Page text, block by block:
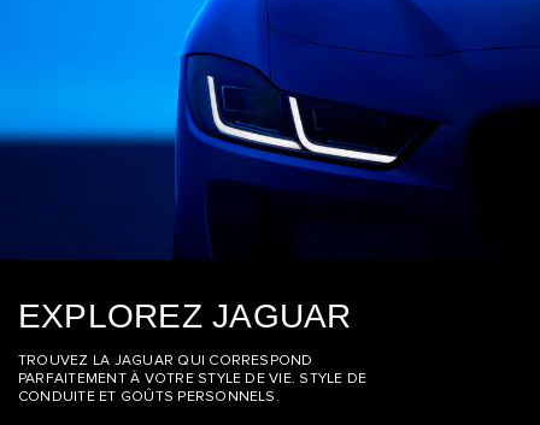
EXPLOREZ JAGUAR
TROUVEZ LA JAGUAR QUI CORRESPOND
PARFAITEMENT À VOTRE STYLE DE VIE. STYLE DE
CONDUITE ET GOÛTS PERSONNELS.